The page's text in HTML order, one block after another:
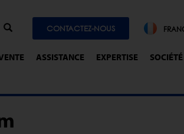
CONTACTEZ-NOUS
ASSISTANCE EXPERTISE SOCIÉTÉ